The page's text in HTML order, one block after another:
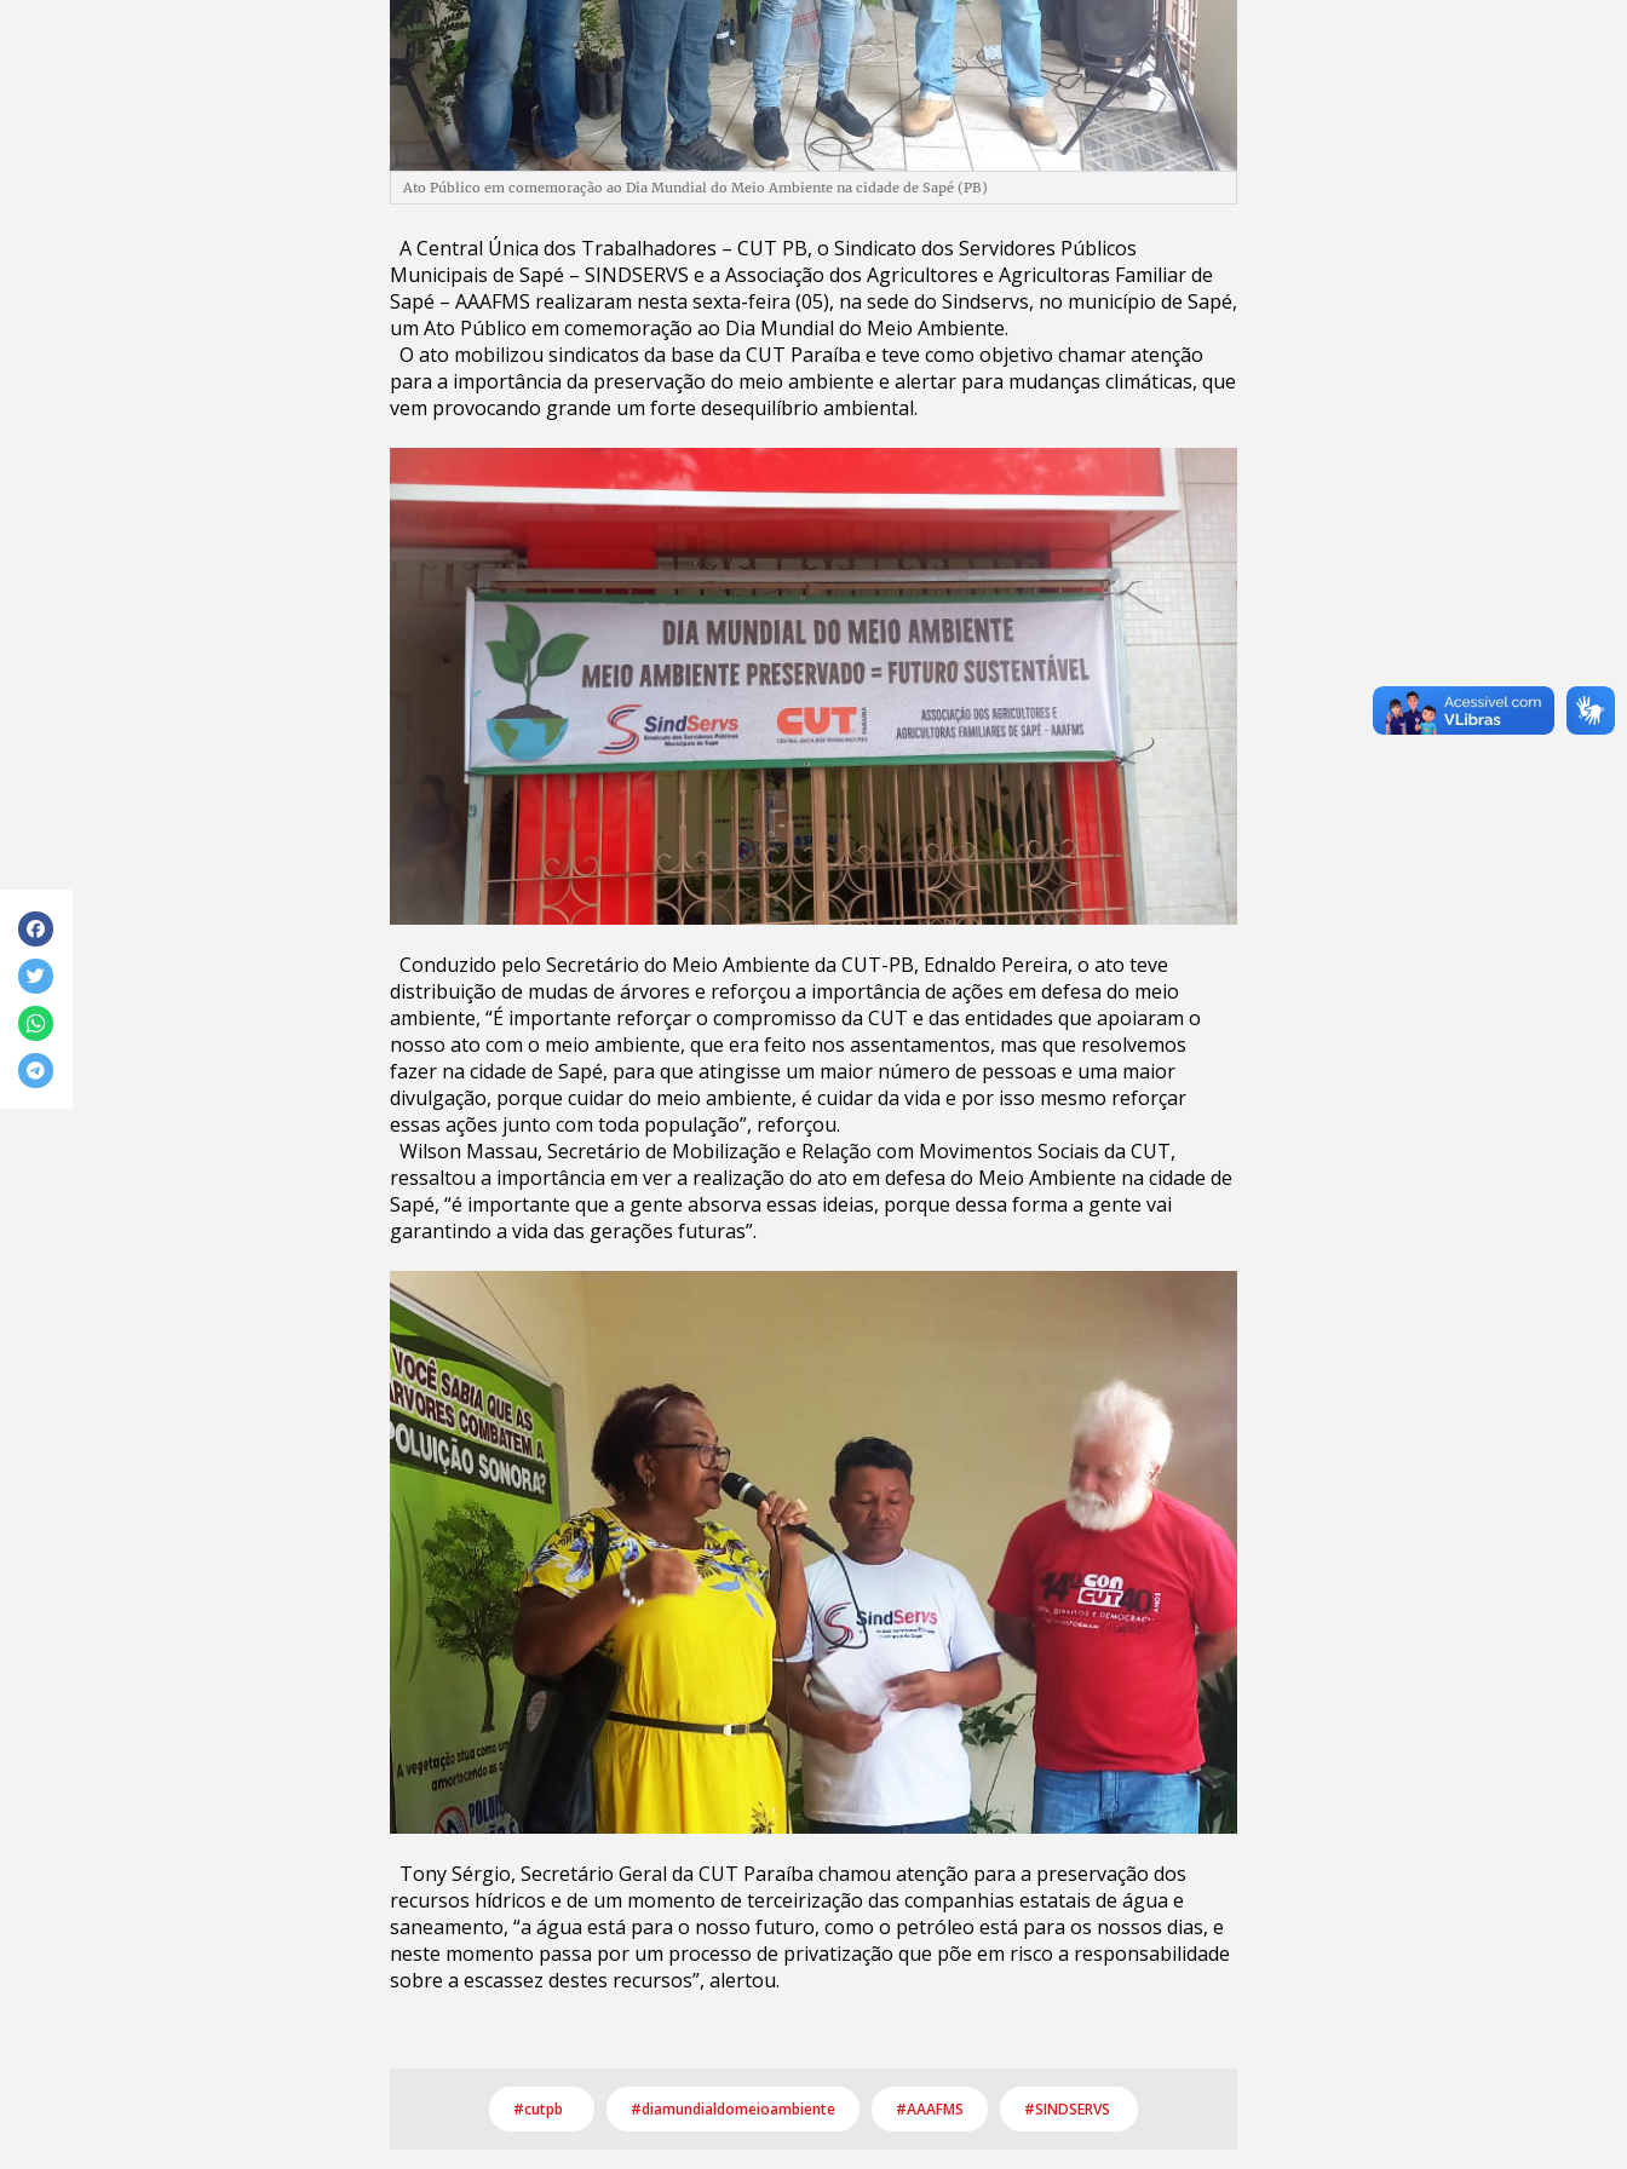
Ato Público em comemoração ao Dia Mundial do Meio Ambiente na cidade de Sapé (PB)
A Central Única dos Trabalhadores – CUT PB, o Sindicato dos Servidores Públicos
Municipais de Sapé – SINDSERVS e a Associação dos Agricultores e Agricultoras Familiar de
Sapé – AAAFMS realizaram nesta sexta-feira (05), na sede do Sindservs, no município de Sapé,
um Ato Público em comemoração ao Dia Mundial do Meio Ambiente.
O ato mobilizou sindicatos da base da CUT Paraíba e teve como objetivo chamar atenção
para a importância da preservação do meio ambiente e alertar para mudanças climáticas, que
vem provocando grande um forte desequilíbrio ambiental.
Conduzido pelo Secretário do Meio Ambiente da CUT-PB, Ednaldo Pereira, o ato teve
distribuição de mudas de árvores e reforçou a importância de ações em defesa do meio
ambiente, “É importante reforçar o compromisso da CUT e das entidades que apoiaram o
nosso ato com o meio ambiente, que era feito nos assentamentos, mas que resolvemos
fazer na cidade de Sapé, para que atingisse um maior número de pessoas e uma maior
divulgação, porque cuidar do meio ambiente, é cuidar da vida e por isso mesmo reforçar
essas ações junto com toda população”, reforçou.
Wilson Massau, Secretário de Mobilização e Relação com Movimentos Sociais da CUT,
ressaltou a importância em ver a realização do ato em defesa do Meio Ambiente na cidade de
Sapé, “é importante que a gente absorva essas ideias, porque dessa forma a gente vai
garantindo a vida das gerações futuras”.
Tony Sérgio, Secretário Geral da CUT Paraíba chamou atenção para a preservação dos
recursos hídricos e de um momento de terceirização das companhias estatais de água e
saneamento, “a água está para o nosso futuro, como o petróleo está para os nossos dias, e
neste momento passa por um processo de privatização que põe em risco a responsabilidade
sobre a escassez destes recursos”, alertou.
#cutpb #diamundialdomeioambiente #AAAFMS #SINDSERVS